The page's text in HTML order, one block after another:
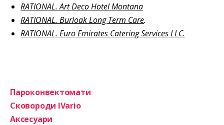
RATIONAL. Art Deco Hotel Montana
RATIONAL. Burloak Long Term Care.
RATIONAL. Euro Emirates Catering Services LLC.
Пароконвектомати
Сковороди IVario
Аксесуари